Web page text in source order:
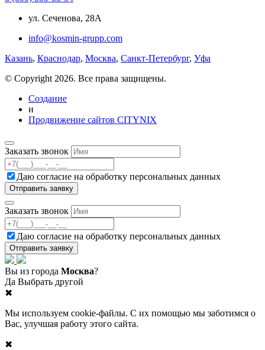
ул. Сеченова, 28А
info@kosmin-grupp.com
Казань, Краснодар, Москва, Санкт-Петербург, Уфа
© Copyright 2026. Все права защищены.
Создание
и
Продвижение сайтов CITYNIX
Заказать звонок
Даю согласие на обработку персональных данных
Заказать звонок
Даю согласие на обработку персональных данных
Вы из города Москва?
Да Выбрать другой
✖
Мы используем cookie-файлы. С их помощью мы заботимся о
Вас, улучшая работу этого сайта.
✖